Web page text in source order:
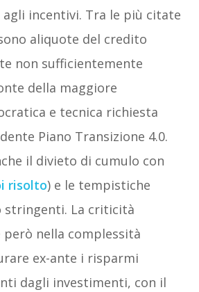
agli incentivi. Tra le più citate
aliquote del credito
non sufficientemente
della maggiore
e tecnica richiesta
Piano Transizione 4.0.
il divieto di cumulo con
risolto) e le tempistiche
La criticità
nella complessità
ex-ante i risparmi
dagli investimenti, con il